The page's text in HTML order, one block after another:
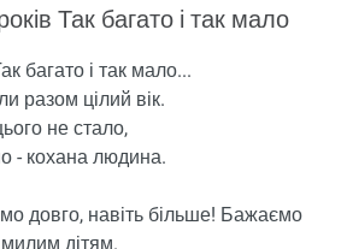
Так багато і так мало
багато і так мало...
разом цілий вік.
не стало,
- кохана людина.
довго, навіть більше! Бажаємо
дітям.